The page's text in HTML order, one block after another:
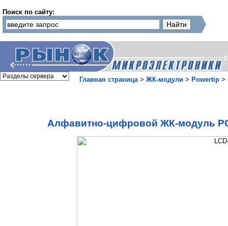
Поиск по сайту:
Главная страница> ЖК-модули > Powertip >
Алфавитно-цифровой ЖК-модуль